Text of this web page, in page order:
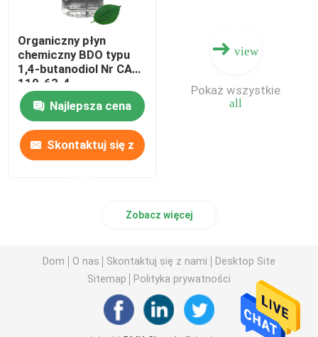
Organiczny płyn
chemiczny BDO typu
1,4-butanodiol Nr CAS
110-63-4
Najlepsza cena
Skontaktuj się z
view
all
Pokaż wszystkie
Zobacz więcej
Dom O nas Skontaktuj się z nami
Desktop Site
Sitemap
Polityka prywatności